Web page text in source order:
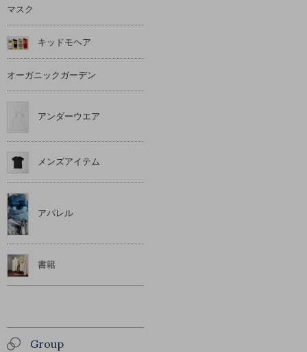
マスク
キッドモヘア
オーガニックガーデン
アンダーウエア
メンズアイテム
アパレル
書籍
Group